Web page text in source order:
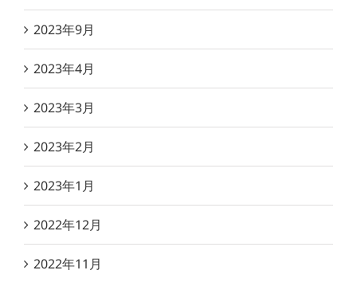
2023年9月
2023年4月
2023年3月
2023年2月
2023年1月
2022年12月
2022年11月